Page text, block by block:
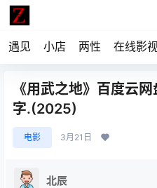
遇见 小店 两性 在线影
《用武之地》百度云
字.(2025)
电影 3月21日
北辰